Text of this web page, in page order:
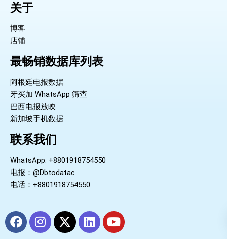
关于
博客
店铺
最畅销数据库列表
阿根廷电报数据
牙买加 WhatsApp 筛查
巴西电报放映
新加坡手机数据
联系我们
WhatsApp: +8801918754550
电报：@Dbtodatac
电话：+8801918754550
F
a
I
n
X
-
L
i
Y
o